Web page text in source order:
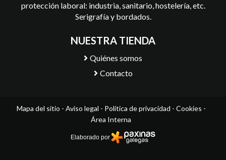
protección laboral: industria, sanitario, hostelería, etc.
Serigrafía y bordados.
NUESTRA TIENDA
Quiénes somos
Contacto
Mapa del sitio - Aviso legal - Política de privacidad - Cookies -
Área Interna
Elaborado por